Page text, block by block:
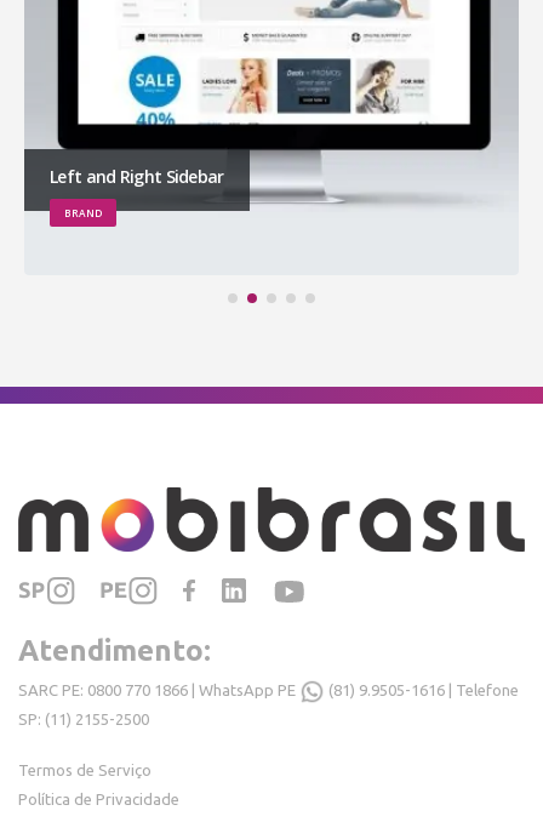
Left and Right Sidebar
BRAND
Atendimento:
SARC PE: 0800 770 1866 | WhatsApp PE (81) 9.9505-1616 | Telefone
SP: (11) 2155-2500
Termos de Serviço
Política de Privacidade